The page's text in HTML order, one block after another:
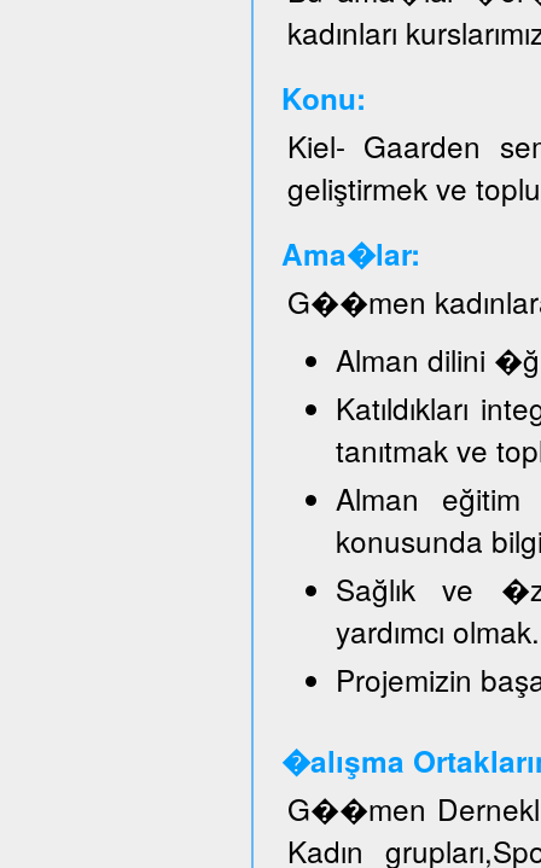
kadınları
Konu:
Kiel- Gaarden
geliştirmek ve
Ama�lar:
G��men
Alman dilini
Katıldıkları
tanıtmak ve
Alman
konusunda
Sağlık ve
yardımcı olmak.
Projemizin
�alışma
G��men
Kadın